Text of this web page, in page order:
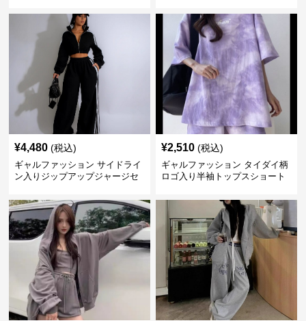
¥4,480 (税込)
ギャルファッション サイドライ
ン入りジップアップジャージセ
¥2,510 (税込)
ギャルファッション タイダイ柄
ロゴ入り半袖トップスショート